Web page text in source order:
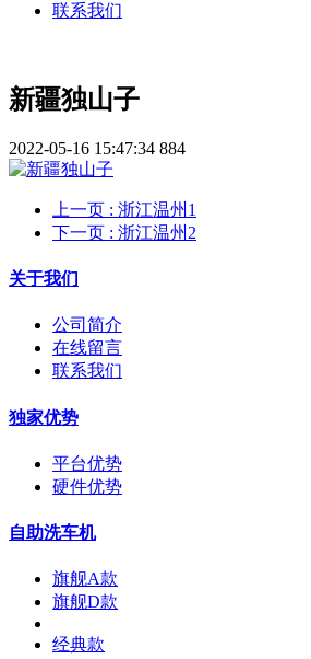
联系我们
新疆独山子
2022-05-16 15:47:34 884
上一页 : 浙江温州1
下一页 : 浙江温州2
关于我们
公司简介
在线留言
联系我们
独家优势
平台优势
硬件优势
自助洗车机
旗舰A款
旗舰D款
经典款